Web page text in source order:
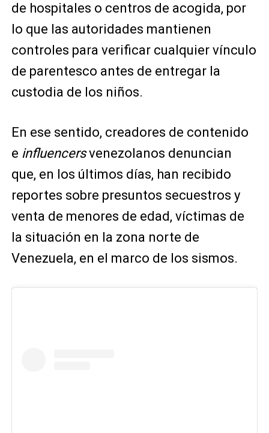
de hospitales o centros de acogida, por
lo que las autoridades mantienen
controles para verificar cualquier vínculo
de parentesco antes de entregar la
custodia de los niños.
En ese sentido, creadores de contenido
e influencersvenezolanos denuncian
que, en los últimos días, han recibido
reportes sobre presuntos secuestros y
venta de menores de edad, víctimas de
la situación en la zona norte de
Venezuela, en el marco de los sismos.